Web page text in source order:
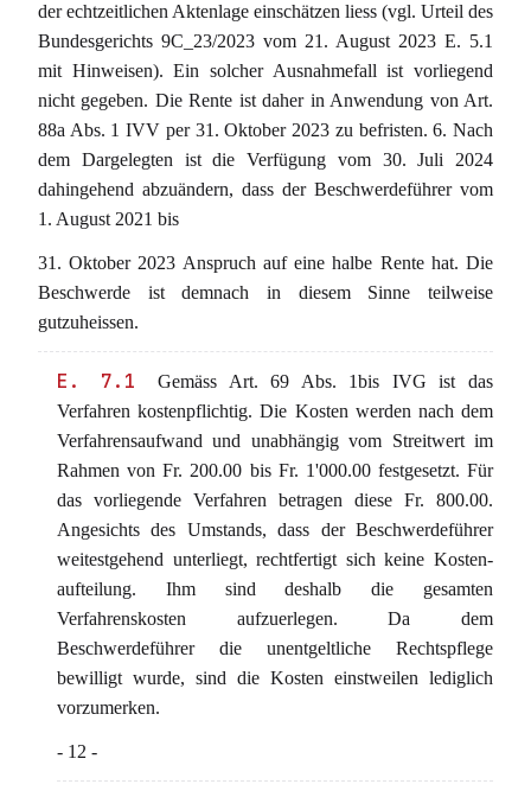
der echtzeitlichen Aktenlage einschätzen liess (vgl. Urteil des
Bundesgerichts 9C_23/2023 vom 21. August 2023 E. 5.1
mit Hinweisen). Ein solcher Ausnahmefall ist vorliegend
nicht gegeben. Die Rente ist daher in Anwendung von Art.
88a Abs. 1 IVV per 31. Oktober 2023 zu befristen. 6. Nach
dem Dargelegten ist die Verfügung vom 30. Juli 2024
dahingehend abzuändern, dass der Beschwerdeführer vom
1. August 2021 bis
31. Oktober 2023 Anspruch auf eine halbe Rente hat. Die
Beschwerde ist demnach in diesem Sinne teilweise
gutzuheissen.
E. 7.1
Gemäss Art. 69 Abs. 1bis IVG ist das
Verfahren kostenpflichtig. Die Kosten werden nach dem
Verfahrensaufwand und unabhängig vom Streitwert im
Rahmen von Fr. 200.00 bis Fr. 1'000.00 festgesetzt. Für
das vorliegende Verfahren betragen diese Fr. 800.00.
Angesichts des Umstands, dass der Beschwerdeführer
weitestgehend unterliegt, rechtfertigt sich keine Kosten-
aufteilung. Ihm sind deshalb die gesamten
Verfahrenskosten aufzuerlegen. Da dem
Beschwerdeführer die unentgeltliche Rechtspflege
bewilligt wurde, sind die Kosten einstweilen lediglich
vorzumerken.
- 12 -